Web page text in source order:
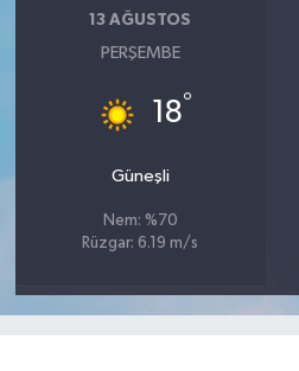
13 AĞUSTOS
PERŞEMBE
18°
Güneşli
Nem: %70
Rüzgar: 6.19 m/s